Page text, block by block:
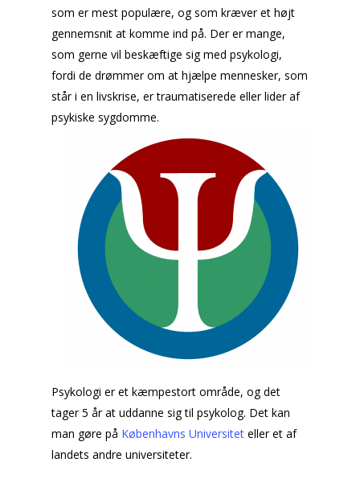
som er mest populære, og som kræver et højt
gennemsnit at komme ind på. Der er mange,
som gerne vil beskæftige sig med psykologi,
fordi de drømmer om at hjælpe mennesker, som
står i en livskrise, er traumatiserede eller lider af
psykiske sygdomme.
Psykologi er et kæmpestort område, og det
tager 5 år at uddanne sig til psykolog. Det kan
man gøre på Københavns Universitet eller et af
landets andre universiteter.